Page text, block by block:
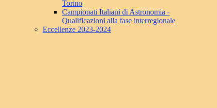
Torino
Campionati Italiani di Astronomia -
Qualificazioni alla fase interregionale
Eccellenze 2023-2024